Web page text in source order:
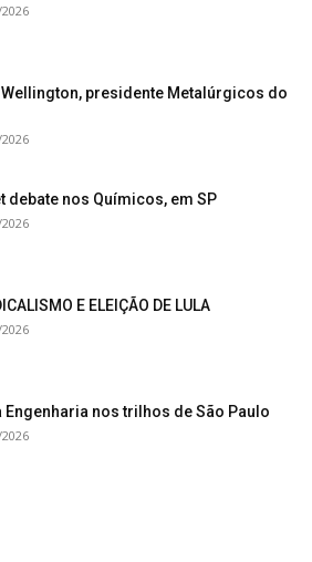
Wellington, presidente Metalúrgicos do
debate nos Químicos, em SP
E ELEIÇÃO DE LULA
Engenharia nos trilhos de São Paulo